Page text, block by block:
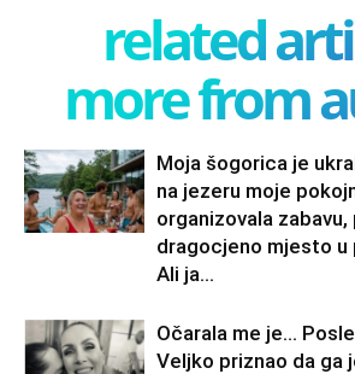
related
more from
Moja šogorica je
na jezeru moje
organizovala
dragocjeno mjesto
Ali ja...
Očarala me je…
Veljko priznao da ga